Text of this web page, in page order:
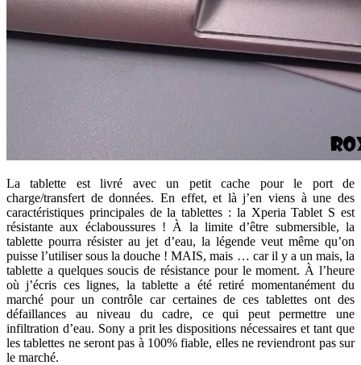
La tablette est livré avec un petit cache pour le port de
charge/transfert de données. En effet, et là j’en viens à une des
caractéristiques principales de la tablettes : la Xperia Tablet S est
résistante aux éclaboussures ! À la limite d’être submersible, la
tablette pourra résister au jet d’eau, la légende veut même qu’on
puisse l’utiliser sous la douche ! MAIS, mais … car il y a un mais, la
tablette a quelques soucis de résistance pour le moment. À l’heure
où j’écris ces lignes, la tablette a été retiré momentanément du
marché pour un contrôle car certaines de ces tablettes ont des
défaillances au niveau du cadre, ce qui peut permettre une
infiltration d’eau. Sony a prit les dispositions nécessaires et tant que
les tablettes ne seront pas à 100% fiable, elles ne reviendront pas sur
le marché.